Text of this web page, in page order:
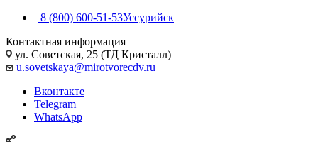
8 (800) 600-51-53Уссурийск
Контактная информация
ул. Советская, 25 (ТД Кристалл)
u.sovetskaya@mirotvorecdv.ru
Вконтакте
Telegram
WhatsApp